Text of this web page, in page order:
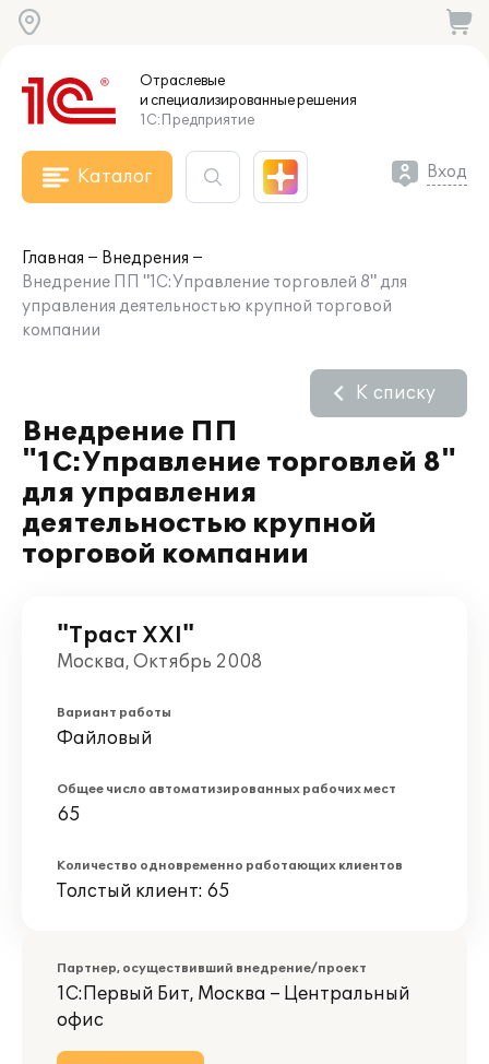
Отраслевые
и специализированныерешения
1С:Предприятие
Каталог Вход
Главная
Внедрения
Внедрение ПП "1С:Управление торговлей 8" для
управления деятельностью крупной торговой
компании
Внедрение ПП
"1С:Управление торговлей 8"
для управления
деятельностью крупной
торговой компании
К списку
"Траст ХХI"
Москва, Октябрь 2008
Вариант работы
Файловый
Общее число автоматизированных рабочих мест
65
Количество одновременно работающих клиентов
Толстый клиент: 65
Партнер, осуществивший внедрение/проект
1С:Первый Бит, Москва – Центральный
офис